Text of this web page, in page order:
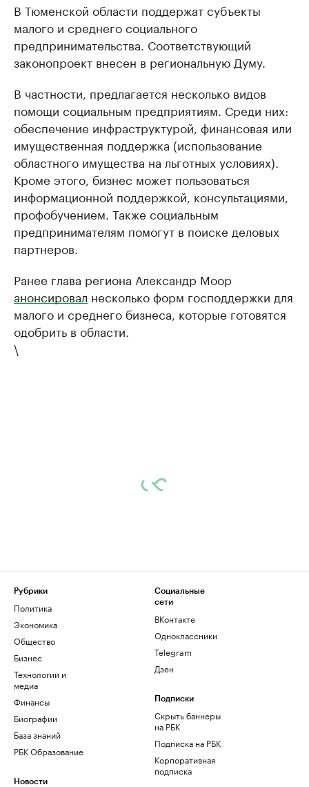
В Тюменской области поддержат субъекты
малого и среднего социального
предпринимательства. Соответствующий
законопроект внесен в региональную Думу.
В частности, предлагается несколько видов
помощи социальным предприятиям. Среди них:
обеспечение инфраструктурой, финансовая или
имущественная поддержка (использование
областного имущества на льготных условиях).
Кроме этого, бизнес может пользоваться
информационной поддержкой, консультациями,
профобучением. Также социальным
предпринимателям помогут в поиске деловых
партнеров.
Ранее глава региона Александр Моор
анонсировал несколько форм господдержки для
малого и среднего бизнеса, которые готовятся
одобрить в области.
\
Рубрики
Политика
Экономика
Общество
Бизнес
Технологии и
медиа
Финансы
Биографии
База знаний
РБК Образование
Новости
Социальные
сети
ВКонтакте
Одноклассники
Telegram
Дзен
Подписки
Скрыть баннеры
на РБК
Подписка на РБК
Корпоративная
подписка